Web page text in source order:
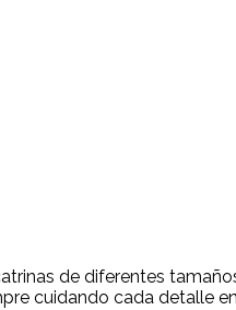
de diferentes
cuidando cada detalle